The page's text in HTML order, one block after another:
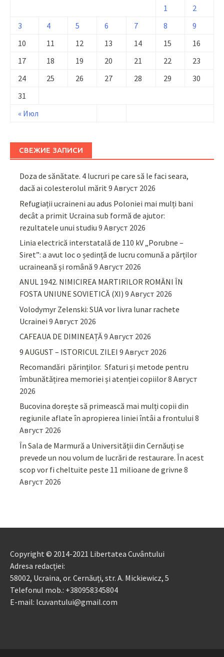
« Июл
1
2
3
4 5 6 7 8
9
10
11 12 13 14 15
16
17
18 19 20 21 22
23
24
25 26 27 28 29
30
31
СВЕЖИЕ ЗАПИСИ
Doza de sănătate. 4 lucruri pe care să le faci seara,
dacă ai colesterolul mărit9 Август 2026
Refugiații ucraineni au adus Poloniei mai mulți bani
decât a primit Ucraina sub formă de ajutor:
rezultatele unui studiu 9 Август 2026
Linia electrică interstatală de 110 kV „Porubne –
Siret”: a avut loc o ședință de lucru comună a părților
ucraineană și română 9 Август 2026
ANUL 1942. NIMICIREA MARTIRILOR ROMÂNI ÎN
FOSTA UNIUNE SOVIETICĂ (XI) 9 Август 2026
Volodymyr Zelenski: SUA vor livra lunar rachete
Ucrainei 9 Август 2026
CAFEAUA DE DIMINEAȚĂ9 Август 2026
9 AUGUST – ISTORICUL ZILEI 9 Август 2026
Recomandări părinţilor. Sfaturi și metode pentru
îmbunătățirea memoriei și atenției copiilor8 Август
2026
Bucovina dorește să primească mai mulți copii din
regiunile aflate în apropierea liniei întâi a frontului 8
Август 2026
În Sala de Marmură a Universității din Cernăuți se
prevede un nou volum de lucrări de restaurare. În acest
scop vor fi cheltuite peste 11 milioane de grivne 8
Август 2026
Copyright © 2014-2021 Libertatea Cuvântului
Adresa redacției:
58002, Ucraina, or. Cernăuți, str. A. Mickiewicz, 5
Telefonul mob.: +380958345804
E-mail: lcuvantului@gmail.com